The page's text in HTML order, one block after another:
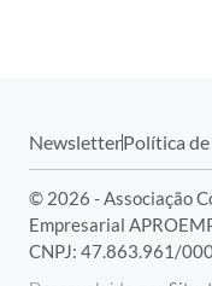
NewsletterPolítica
© 2026 - Associação
Empresarial
CNPJ: 47.863.961/